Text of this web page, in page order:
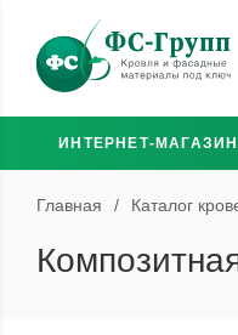
ИНТЕРНЕТ-МАГАЗИН
Главная / Каталог